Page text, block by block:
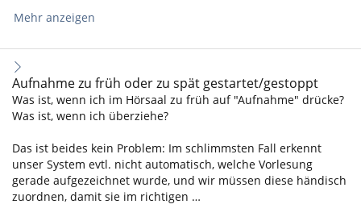
Mehr anzeigen
Aufnahme zu früh oder zu spät gestartet/gestoppt
Was ist, wenn ich im Hörsaal zu früh auf "Aufnahme" drücke?
Was ist, wenn ich überziehe?
Das ist beides kein Problem: Im schlimmsten Fall erkennt
unser System evtl. nicht automatisch, welche Vorlesung
gerade aufgezeichnet wurde, und wir müssen diese händisch
zuordnen, damit sie im richtigen …